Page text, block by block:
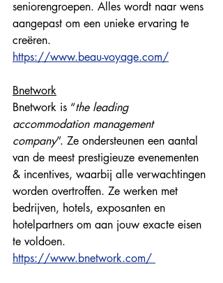
seniorengroepen. Alles wordt naar wens
aangepast om een unieke ervaring te
creëren.
https://www.beau-voyage.com/
Bnetwork
Bnetwork is “the leading
accommodation management
company”. Ze ondersteunen een aantal
van de meest prestigieuze evenementen
& incentives, waarbij alle verwachtingen
worden overtroffen. Ze werken met
bedrijven, hotels, exposanten en
hotelpartners om aan jouw exacte eisen
te voldoen.
https://www.bnetwork.com/